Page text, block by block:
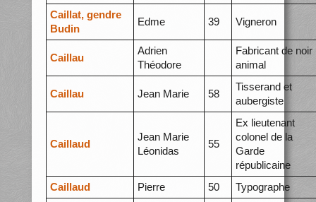
Caillat, gendre
Budin
Edme 39 Vigneron
Caillau
Adrien
Théodore
Fabricant de noir
animal
Caillau Jean Marie 58
Tisserand et
aubergiste
Caillaud
Jean Marie
Léonidas
55
Ex lieutenant
colonel de la
Garde
républicaine
Caillaud
Pierre 50 Typographe